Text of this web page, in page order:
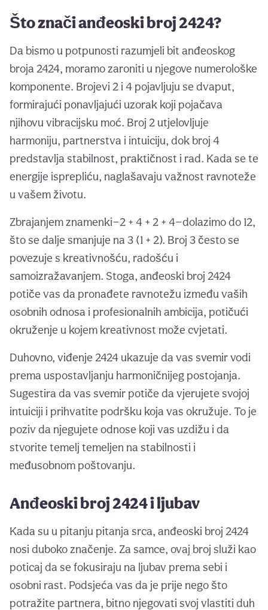
Što znači anđeoski broj 2424?
Da bismo u potpunosti razumjeli bit anđeoskog
broja 2424, moramo zaroniti u njegove numerološke
komponente. Brojevi 2 i 4 pojavljuju se dvaput,
formirajući ponavljajući uzorak koji pojačava
njihovu vibracijsku moć. Broj 2 utjelovljuje
harmoniju, partnerstva i intuiciju, dok broj 4
predstavlja stabilnost, praktičnost i rad. Kada se te
energije isprepliću, naglašavaju važnost ravnoteže
u vašem životu.
Zbrajanjem znamenki—2 + 4 + 2 + 4—dolazimo do 12,
što se dalje smanjuje na 3 (1 + 2). Broj 3 često se
povezuje s kreativnošću, radošću i
samoizražavanjem. Stoga, anđeoski broj 2424
potiče vas da pronađete ravnotežu između vaših
osobnih odnosa i profesionalnih ambicija, potičući
okruženje u kojem kreativnost može cvjetati.
Duhovno, viđenje 2424 ukazuje da vas svemir vodi
prema uspostavljanju harmoničnijeg postojanja.
Sugestira da vas svemir potiče da vjerujete svojoj
intuiciji i prihvatite podršku koja vas okružuje. To je
poziv da njegujete odnose koji vas uzdižu i da
stvorite temelj temeljen na stabilnosti i
međusobnom poštovanju.
Anđeoski broj 2424 i ljubav
Kada su u pitanju pitanja srca, anđeoski broj 2424
nosi duboko značenje. Za samce, ovaj broj služi kao
poticaj da se fokusiraju na ljubav prema sebi i
osobni rast. Podsjeća vas da je prije nego što
potražite partnera, bitno njegovati svoj vlastiti duh